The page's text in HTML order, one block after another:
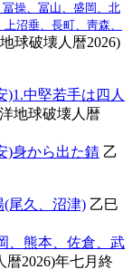
操、冨山、盛岡、北
沼垂、長町、靑森、
球破壊人暦2026)
中堅若手は四人
地球破壊人暦
)身から出た錆 乙
尾久、沼津) 乙巳
、熊本、佐倉、武
暦2026)年七月終